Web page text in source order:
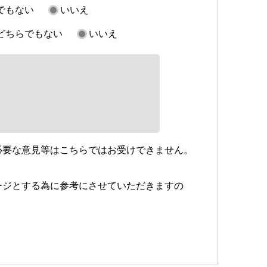
もない いいえ
ちらでもない いいえ
な意見等はこちらではお受けできません。
とする為に参考にさせていただきますの